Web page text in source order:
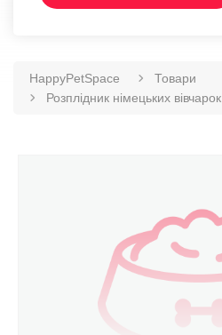
HappyPetSpace
Товари
Розплідник німецьких